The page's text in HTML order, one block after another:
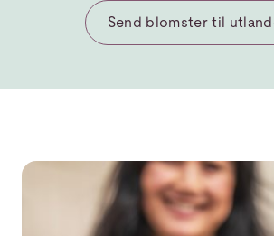
Send blomster til